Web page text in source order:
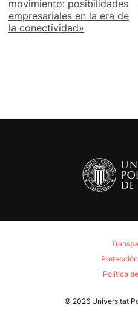
movimiento: posibilidades
empresariales en la era de
la conectividad»
Política
© 2026 Universitat